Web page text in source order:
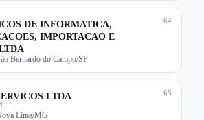
64
DE INFORMATICA,
IMPORTACAO E
Bernardo do Campo/SP
65
LTDA
Lima/MG